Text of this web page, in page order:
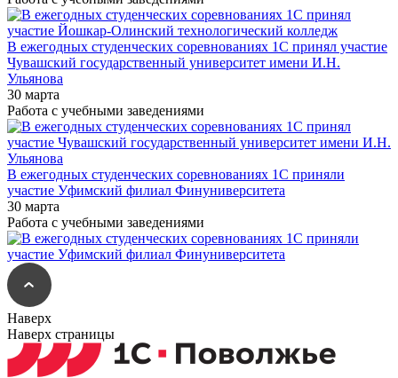
В ежегодных студенческих соревнованиях 1С принял участие
Чувашский государственный университет имени И.Н.
Ульянова
30 марта
Работа с учебными заведениями
В ежегодных студенческих соревнованиях 1С приняли
участие Уфимский филиал Финуниверситета
30 марта
Работа с учебными заведениями
Наверх
Наверх страницы